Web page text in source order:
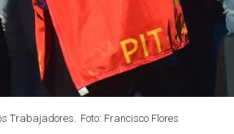
Trabajadores. Foto: Francisco Flores